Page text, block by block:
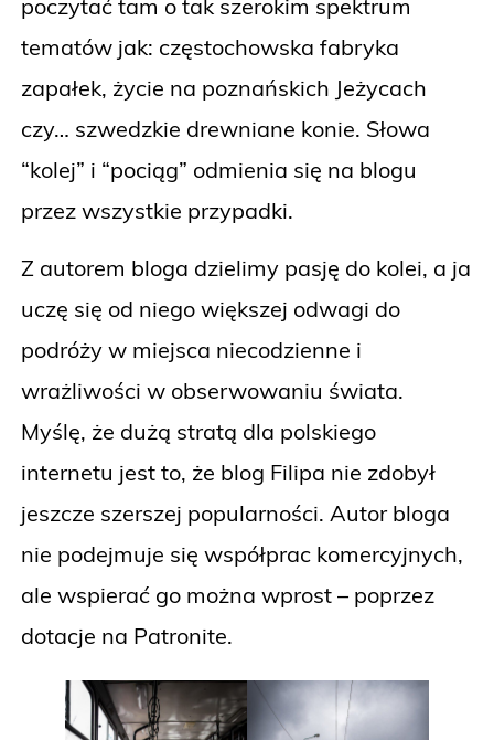
poczytać tam o tak szerokim spektrum
tematów jak: częstochowska fabryka
zapałek, życie na poznańskich Jeżycach
czy… szwedzkie drewniane konie. Słowa
“kolej” i “pociąg” odmienia się na blogu
przez wszystkie przypadki.
Z autorem bloga dzielimy pasję do kolei, a ja
uczę się od niego większej odwagi do
podróży w miejsca niecodzienne i
wrażliwości w obserwowaniu świata.
Myślę, że dużą stratą dla polskiego
internetu jest to, że blog Filipa nie zdobył
jeszcze szerszej popularności. Autor bloga
nie podejmuje się współprac komercyjnych,
ale wspierać go można wprost – poprzez
dotacje na Patronite.